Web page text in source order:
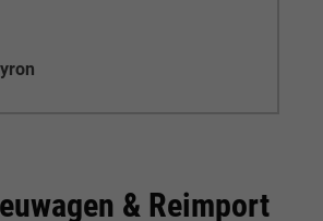
& Reimport